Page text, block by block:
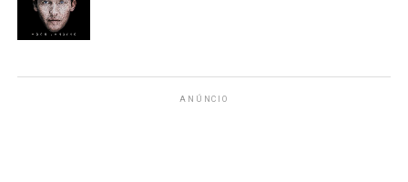
ANÚNCIO